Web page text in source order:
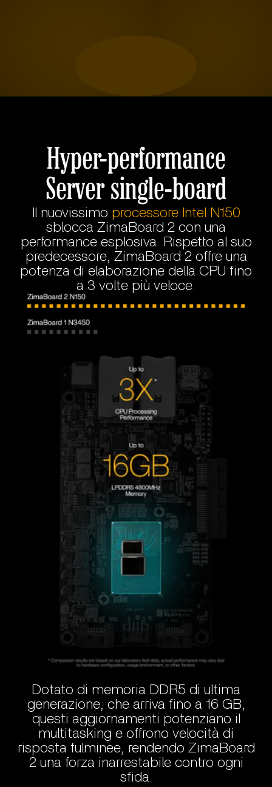
Hyper-performance
Server single-board
Il nuovissimo processore Intel N150
sblocca ZimaBoard 2 con una
performance esplosiva. Rispetto al suo
predecessore, ZimaBoard 2 offre una
potenza di elaborazione della CPU fino
a 3 volte più veloce.
Dotato di memoria DDR5 di ultima
generazione, che arriva fino a 16 GB,
questi aggiornamenti potenziano il
multitasking e offrono velocità di
risposta fulminee, rendendo ZimaBoard
2 una forza inarrestabile contro ogni
sfida.